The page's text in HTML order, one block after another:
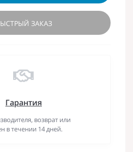
ЗАКАЗ
Гарантия
возврат или
в течении 14 дней.